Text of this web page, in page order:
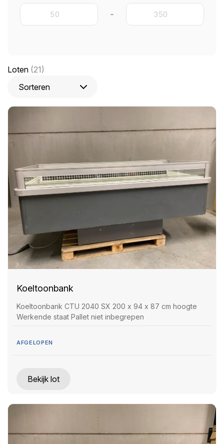
-
Loten (21)
Koeltoonbank
Koeltoonbank CTU 2040 SX 200 x 94 x 87 cm hoogte
Werkende staat Pallet niet inbegrepen
AFGELOPEN
Bekijk lot